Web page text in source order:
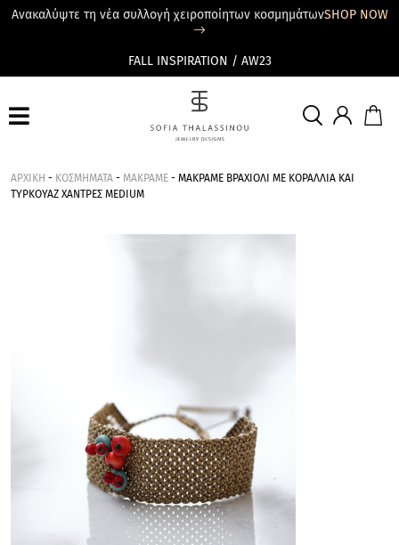
Ανακαλύψτε τη νέα συλλογή χειροποίητων κοσμημάτωνSHOP NOW
FALL INSPIRATION / AW23
ΑΡΧΙΚΗ - ΚΟΣΜΗΜΑΤΑ - ΜΑΚΡΑΜΕ - MΑΚΡΑΜΕ ΒΡΑΧΙΟΛΙ ΜΕ ΚΟΡΑΛΛΙΑ ΚΑΙ
ΤΥΡΚΟΥΑΖ ΧΑΝΤΡΕΣ MEDIUM